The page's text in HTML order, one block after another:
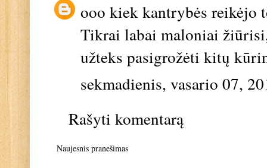
ooo kiek kantrybės reikėjo
Tikrai labai maloniai
užteks pasigrožėti kitų
sekmadienis, vasario 07,
Rašyti komentarą
Naujesnis pranešimas